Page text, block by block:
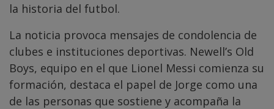
la historia del futbol.
La noticia provoca mensajes de condolencia de
clubes e instituciones deportivas. Newell’s Old
Boys, equipo en el que Lionel Messi comienza su
formación, destaca el papel de Jorge como una
de las personas que sostiene y acompaña la